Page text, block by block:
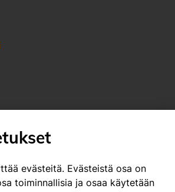
evästeitä. Evästeistä osa on
toiminnallisia ja osaa käytetään